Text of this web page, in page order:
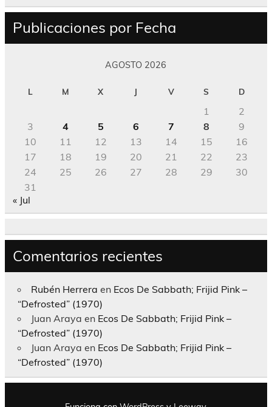
Publicaciones por Fecha
AGOSTO 2026
L M X J V S D
1
2
3
4 5 6 7 8
9
10
11 12 13 14 15
16
17
18 19 20 21 22
23
24
25 26 27 28 29
30
31
« Jul
Comentarios recientes
Rubén Herrera en Ecos De Sabbath; Frijid Pink –
“Defrosted” (1970)
Juan Araya en Ecos De Sabbath; Frijid Pink –
“Defrosted” (1970)
Juan Araya en Ecos De Sabbath; Frijid Pink –
“Defrosted” (1970)